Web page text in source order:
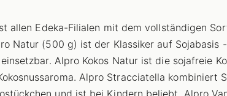
allen Edeka-Filialen mit dem vollständigen
Natur (500 g) ist der Klassiker auf Sojabasis
Alpro Kokos Natur ist die sojafreie
Alpro Stracciatella kombiniert